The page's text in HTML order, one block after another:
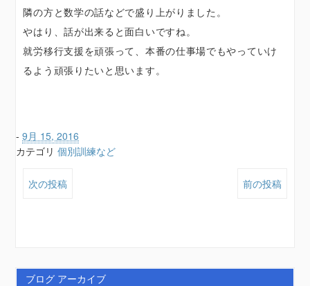
隣の方と数学の話などで盛り上がりました。
やはり、話が出来ると面白いですね。
就労移行支援を頑張って、本番の仕事場でもやっていけ
るよう頑張りたいと思います。
-9月 15, 2016
カテゴリ個別訓練など
次の投稿 前の投稿
ブログ アーカイブ